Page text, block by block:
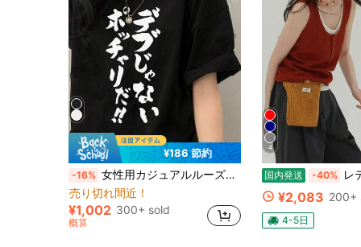
¥186 節約
-16% 女性用カジュアルルーズラウンドネック面白いカートゥーングラフィックショートスリーブTシャツ、ミニマリストデザイン、春夏ブラック
売り切れ間近！
¥1,002 300+ sold
概算
4
国内発送 -40% レディース タンクトップ フェイクレイヤード サマーニット 重ね着風 Uネック ノースリーブ
¥2,083 200+
4-5日